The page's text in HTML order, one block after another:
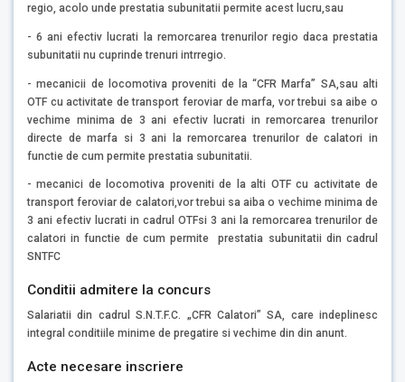
regio, acolo unde prestatia subunitatii permite acest lucru,sau
- 6 ani efectiv lucrati la remorcarea trenurilor regio daca prestatia
subunitatii nu cuprinde trenuri intrregio.
- mecanicii de locomotiva proveniti de la “CFR Marfa” SA,sau alti
OTF cu activitate de transport feroviar de marfa, vor trebui sa aibe o
vechime minima de 3 ani efectiv lucrati in remorcarea trenurilor
directe de marfa si 3 ani la remorcarea trenurilor de calatori in
functie de cum permite prestatia subunitatii.
- mecanici de locomotiva proveniti de la alti OTF cu activitate de
transport feroviar de calatori,vor trebui sa aiba o vechime minima de
3 ani efectiv lucrati in cadrul OTFsi 3 ani la remorcarea trenurilor de
calatori in functie de cum permite prestatia subunitatii din cadrul
SNTFC
Conditii admitere la concurs
Salariatii din cadrul S.N.T.F.C. „CFR Calatori” SA, care indeplinesc
integral conditiile minime de pregatire si vechime din din anunt.
Acte necesare inscriere